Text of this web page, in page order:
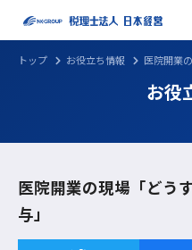
トップ お役立ち情報 医院開業
お役
医院開業の現場「どう
与」